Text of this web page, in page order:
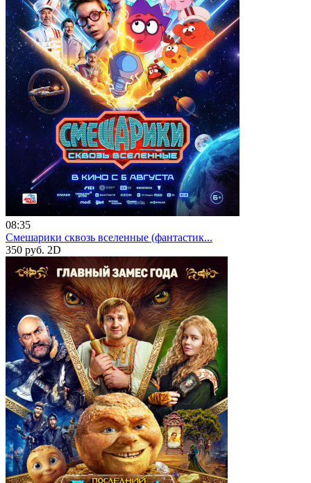
08:35
Смешарики сквозь вселенные (фантастик...
350 руб. 2D